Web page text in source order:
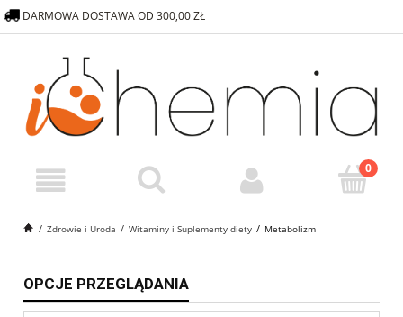
Zdrowie i Uroda Witaminy i Suplementy diety Metabolizm
DARMOWA DOSTAWA OD 300,00 ZŁ
OPCJE PRZEGLĄDANIA